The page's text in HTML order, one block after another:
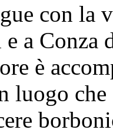
con la
a Conza
è
luogo